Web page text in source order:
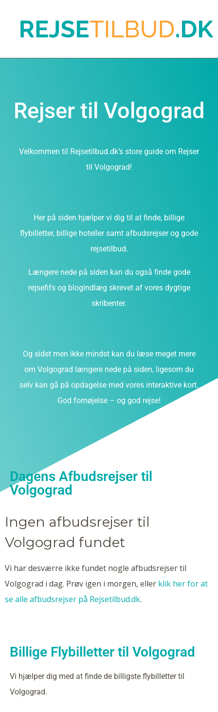
Rejser til Volgograd
Velkommen til Rejsetilbud.dk’s store guide om Rejser
til Volgograd!
Her på siden hjælper vi dig til at finde, billige
flybilletter, billige hoteller samt afbudsrejser og gode
rejsetilbud.
Længere nede på siden kan du også finde gode
rejsefifs og blogindlæg skrevet af vores dygtige
skribenter.
Og sidst men ikke mindst kan du læse meget mere
om Volgograd længere nede på siden, ligesom du
selv kan gå på opdagelse med vores interaktive kort.
God fornøjelse – og god rejse!
Dagens Afbudsrejser til
Volgograd
Ingen afbudsrejser til
Volgograd fundet
Vi har desværre ikke fundet nogle afbudsrejser til
Volgograd i dag. Prøv igen i morgen, eller klik her for at
se alle afbudsrejser på Rejsetilbud.dk.
Billige Flybilletter til Volgograd
Vi hjælper dig med at finde de billigste flybilletter til
Volgograd.